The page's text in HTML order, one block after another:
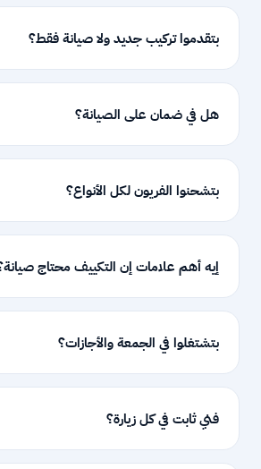
بتقدموا تركيب جديد ولا صيانة فقط؟
هل في ضمان على الصيانة؟
بتشحنوا الفريون لكل الأنواع؟
إيه أهم علامات إن التكييف محتاج
بتشتغلوا في الجمعة والأجازات؟
فني ثابت في كل زيارة؟